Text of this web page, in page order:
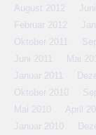
August 2012
Februar 2012
Oktober 2011
Juni 2011
Mai
Januar 2011
Oktober 2010
Mai 2010
April
Januar 2010